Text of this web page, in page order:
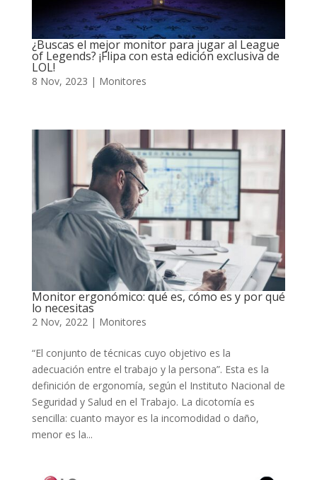
¿Buscas el mejor monitor para jugar al League
of Legends? ¡Flipa con esta edición exclusiva de
LOL!
8 Nov, 2023 | Monitores
Monitor ergonómico: qué es, cómo es y por qué
lo necesitas
2 Nov, 2022| Monitores
“El conjunto de técnicas cuyo objetivo es la
adecuación entre el trabajo y la persona”. Esta es la
definición de ergonomía, según el Instituto Nacional de
Seguridad y Salud en el Trabajo. La dicotomía es
sencilla: cuanto mayor es la incomodidad o daño,
menor es la...